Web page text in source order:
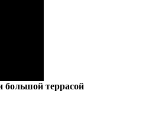
террасой